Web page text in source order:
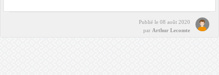
Publié le 08 août 2020
par Arthur Lecomte